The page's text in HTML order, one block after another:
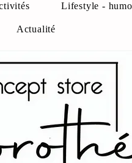
Lifestyle -
Actualité